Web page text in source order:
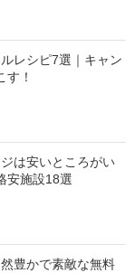
レシピ7選｜キャン
す！
は安いところがい
安施設18選
然豊かで素敵な無料